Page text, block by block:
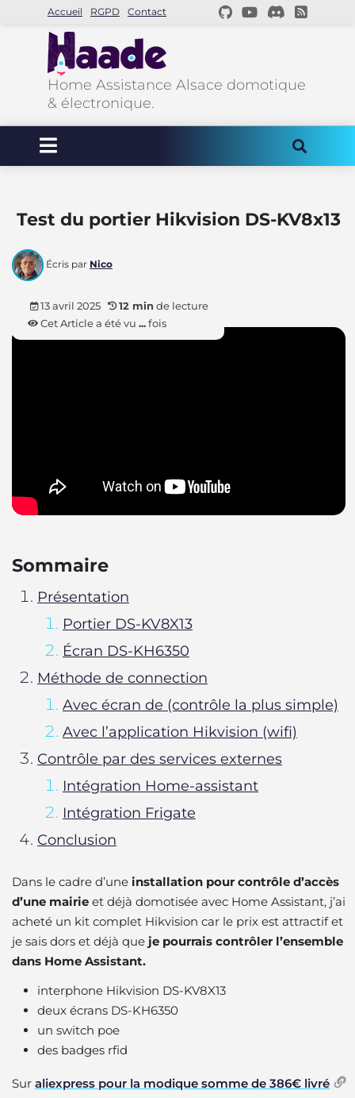
Accueil RGPD Contact
Home Assistance Alsace domotique
& électronique.
Test du portier Hikvision DS-KV8x13
Écris par Nico
13 avril 2025 12 min de lecture
Cet Article a été vu ...fois
Sommaire
Présentation
Portier DS-KV8X13
Écran DS-KH6350
Méthode de connection
Avec écran de (contrôle la plus simple)
Avec l’application Hikvision (wifi)
Contrôle par des services externes
Intégration Home-assistant
Intégration Frigate
Conclusion
Dans le cadre d’une installation pour contrôle d’accès
d’une mairie et déjà domotisée avec Home Assistant, j’ai
acheté un kit complet Hikvision car le prix est attractif et
je sais dors et déjà que je pourrais contrôler l’ensemble
dans Home Assistant.
interphone Hikvision DS-KV8X13
deux écrans DS-KH6350
un switch poe
des badges rfid
Sur aliexpress pour la modique somme de 386€ livré